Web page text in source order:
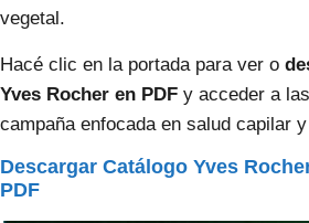
vegetal.
Hacé clic en la portada para ver o
Yves Rocher en PDF y acceder a
campaña enfocada en salud capilar
Descargar Catálogo Yves
PDF